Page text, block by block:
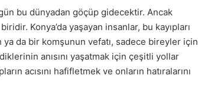
bu dünyadan göçüp gidecektir. Ancak
Konya’da yaşayan insanlar, bu kayıpları
da bir komşunun vefatı, sadece bireyler için
anısını yaşatmak için çeşitli yollar
acısını hafifletmek ve onların hatıralarını